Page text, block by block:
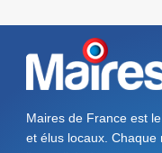
Maires de France est
et élus locaux.